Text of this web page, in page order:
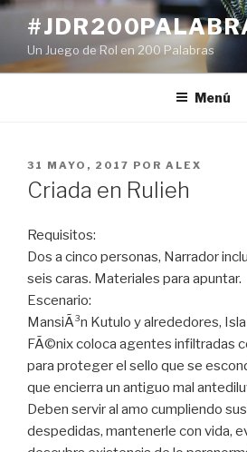
Ir
contenido
Un Juego de Rol en 200 Palabras
Menú
PUBLICADO
EN
31 MAYO, 2017 POR ALEX
Criada en Rulieh
Requisitos:
Dos a cinco personas, Narrador
seis caras. Materiales para apuntar.
Escenario:
MansiÃ³n Kutulo y alrededores,
FÃ©nix coloca agentes infiltradas
para proteger el sello que se
que encierra un antiguo mal
Deben servir al amo cumpliendo
despedidas, mantenerle con vida,